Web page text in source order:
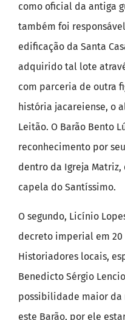
como oficial da antiga
também foi
edificação da Santa
adquirido tal lote
com parceria de outra
história jacareiense, o
Leitão. O Barão Bento
reconhecimento por
dentro da Igreja Matriz,
capela do Santíssimo.
O segundo, Licínio
decreto imperial em 20
Historiadores locais,
Benedicto Sérgio
possibilidade maior da
este Barão, por ele